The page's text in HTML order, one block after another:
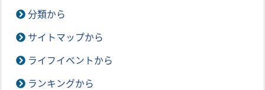
分類から
サイトマップから
ライフイベントから
ランキングから